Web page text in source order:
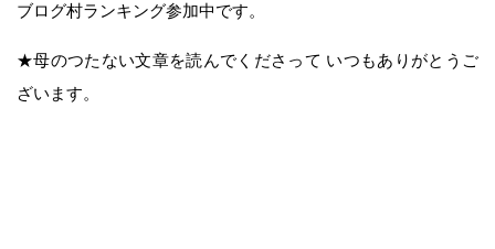
ブログ村ランキング参加中です。
★母のつたない文章を読んでくださって いつもありがとうご
ざいます。